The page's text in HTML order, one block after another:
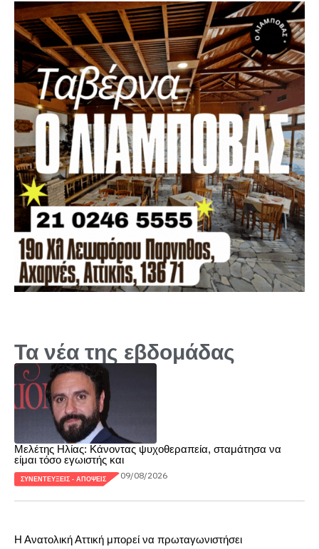
Τα νέα της εβδομάδας
Μελέτης Ηλίας: Κάνοντας ψυχοθεραπεία, σταμάτησα να
είμαι τόσο εγωιστής και
ΣΥΝΕΝΤΕΎΞΕΙΣ - ΑΠΌΨΕΙΣ 09/08/2026
Η Ανατολική Αττική μπορεί να πρωταγωνιστήσει